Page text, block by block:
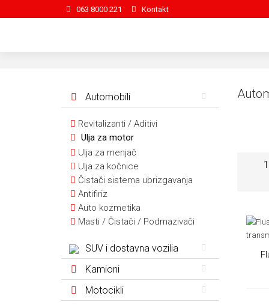
063 8000 221 Kontakt
Automobili
Revitalizanti / Aditivi
Ulja za motor
Ulja za menjač
Ulja za kočnice
Čistači sistema ubrizgavanja
Antifiriz
Auto kozmetika
Masti / Čistači / Podmazivači
SUV i dostavna vozilia
Kamioni
Motocikli